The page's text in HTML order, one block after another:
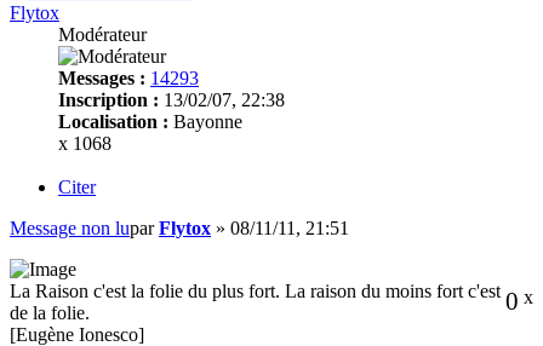
Flytox
Modérateur
Messages : 14293
Inscription : 13/02/07, 22:38
Localisation : Bayonne
x 1068
Citer
Message non luparFlytox » 08/11/11, 21:51
0 x
La Raison c'est la folie du plus fort. La raison du moins fort c'est
de la folie.
[Eugène Ionesco]